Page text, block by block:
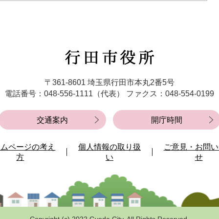
行
田
役
所
〒361-8601 埼玉県行田市本丸2番5号
電話番号：048-556-1111（代表）
ファクス：048-554-0199
交通案内 開庁時間
ページの考え
方
個人情報の取り扱
い
ご意見・お問
せ